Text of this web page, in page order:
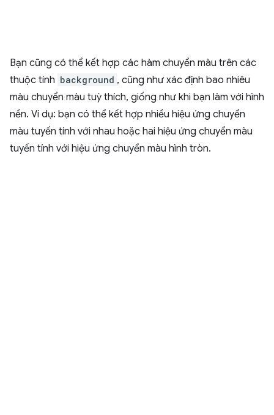
Bạn cũng có thể kết hợp các hàm chuyển màu trên các
thuộc tính background , cũng như xác định bao nhiêu
màu chuyển màu tuỳ thích, giống như khi bạn làm với hình
nền. Ví dụ: bạn có thể kết hợp nhiều hiệu ứng chuyển
màu tuyến tính với nhau hoặc hai hiệu ứng chuyển màu
tuyến tính với hiệu ứng chuyển màu hình tròn.